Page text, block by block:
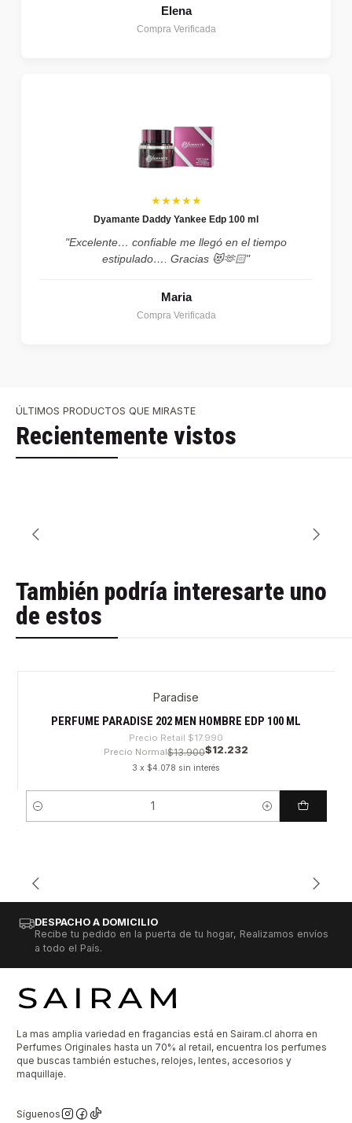
Elena
Compra Verificada
★★★★★
Dyamante Daddy Yankee Edp 100 ml
"Excelente… confiable me llegó en el tiempo
estipulado…. Gracias 😻🫶🏻"
Maria
Compra Verificada
ÚLTIMOS PRODUCTOS QUE MIRASTE
Recientemente vistos
También podría interesarte uno
de estos
Paradise
PERFUME PARADISE 202 MEN HOMBRE EDP 100 ML
Precio Retail $17.990
Precio Normal$13.900$12.232
3 x $4.078 sin interés
Cantidad
DESPACHO A DOMICILIO
Recibe tu pedido en la puerta de tu hogar, Realizamos envíos
a todo el País.
La mas amplia variedad en fragancias está en Sairam.cl ahorra en
Perfumes Originales hasta un 70% al retail, encuentra los perfumes
que buscas también estuches, relojes, lentes, accesorios y
maquillaje.
Síguenos